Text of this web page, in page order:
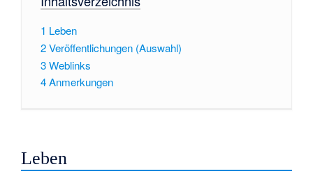
1 Leben
2Veröffentlichungen (Auswahl)
3Weblinks
4Anmerkungen
Leben